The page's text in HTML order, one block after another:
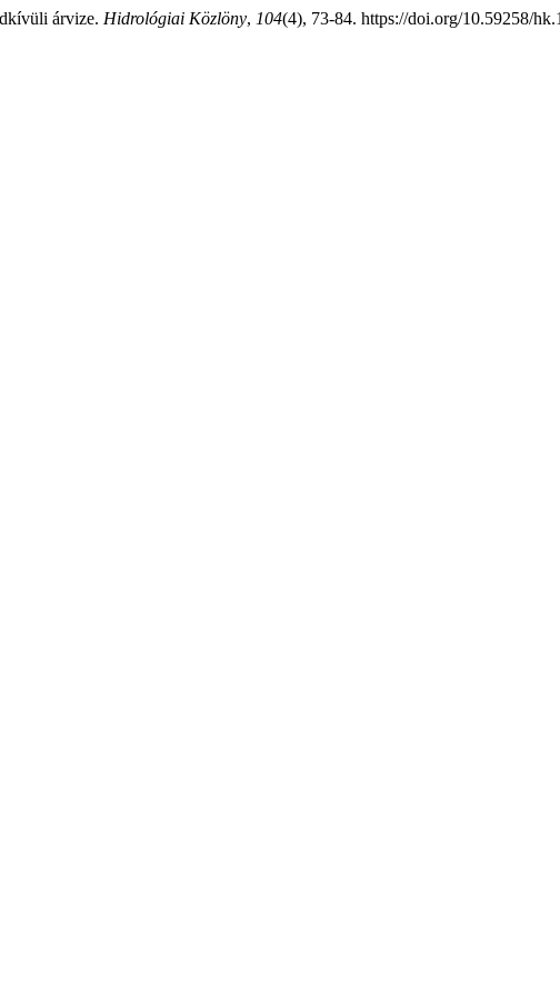
árvize. Hidrológiai Közlöny, 104(4), 73-84. https://doi.org/10.59258/